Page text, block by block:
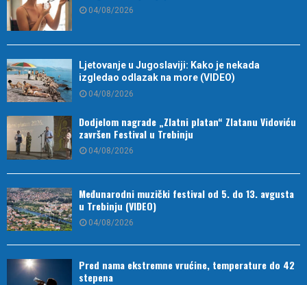
04/08/2026
Ljetovanje u Jugoslaviji: Kako je nekada
izgledao odlazak na more (VIDEO)
04/08/2026
Dodjelom nagrade „Zlatni platan“ Zlatanu Vidoviću
završen Festival u Trebinju
04/08/2026
Međunarodni muzički festival od 5. do 13. avgusta
u Trebinju (VIDEO)
04/08/2026
Pred nama ekstremne vrućine, temperature do 42
stepena